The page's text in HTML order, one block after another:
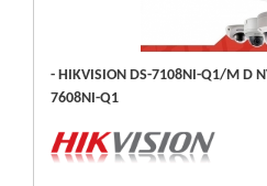
- HIKVISION DS-7108NI-Q1/M D
7608NI-Q1